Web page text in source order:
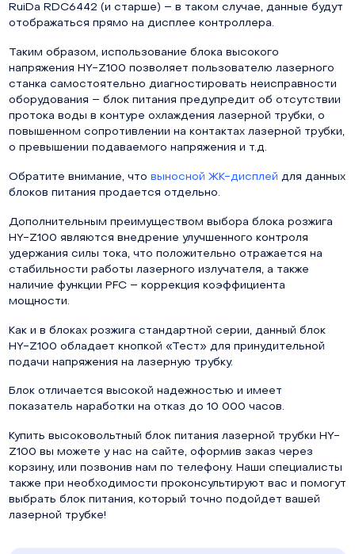
RuiDa RDC6442 (и старше) – в таком случае, данные будут
отображаться прямо на дисплее контроллера.
Таким образом, использование блока высокого
напряжения HY-Z100 позволяет пользователю лазерного
станка самостоятельно диагностировать неисправности
оборудования – блок питания предупредит об отсутствии
протока воды в контуре охлаждения лазерной трубки, о
повышенном сопротивлении на контактах лазерной трубки,
о превышении подаваемого напряжения и т.д.
Обратите внимание, что выносной ЖК-дисплей для данных
блоков питания продается отдельно.
Дополнительным преимуществом выбора блока розжига
HY-Z100 являются внедрение улучшенного контроля
удержания силы тока, что положительно отражается на
стабильности работы лазерного излучателя, а также
наличие функции PFC – коррекция коэффициента
мощности.
Как и в блоках розжига стандартной серии, данный блок
HY-Z100 обладает кнопкой «Тест» для принудительной
подачи напряжения на лазерную трубку.
Блок отличается высокой надежностью и имеет
показатель наработки на отказ до 10 000 часов.
Купить высоковольтный блок питания лазерной трубки HY-
Z100 вы можете у нас на сайте, оформив заказ через
корзину, или позвонив нам по телефону. Наши специалисты
также при необходимости проконсультируют вас и помогут
выбрать блок питания, который точно подойдет вашей
лазерной трубке!